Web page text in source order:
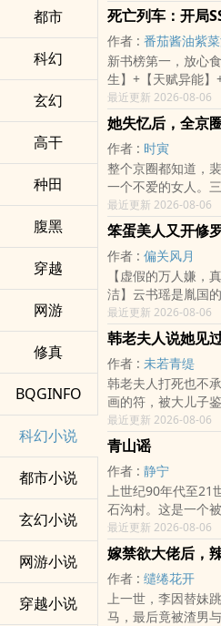
都市
科幻
玄幻
高干
种田
腹黑
穿越
网游
修真
BQGINFO
科幻小说
都市小说
玄幻小说
网游小说
穿越小说
从开始到结束，从
变的真心，最终也
你所爱她就已经明
春守护的男孩，她
好在，贾真得到了
去，他决定用系统
于是……
“是的，路明妃，在
男的，还是个失败
线的完美少女路明
“啊？我连话都没法
吧？还有，巫女什
杉绘梨衣汗颜看着
了被公开处刑的感
“张楚岚，不用逃
是不要碧莲，而且
张楚岚对学霸张楚
自己同归于尽的样
“呃，你不用一直骂
不良帅李星云汗颜
提再造巨唐的究极
样。
《仙剑奇侠》《轩
一个经典故事里的
虚假的历史狠狠刻
Q群：984997486
死亡列车：开局
作者 : 番茄酱油紫
新书榜第一，放心
生】+【天赋异能
【不圣母】n当陈野
生被卷入了一场名为
“死亡列车”的生存
乘客必须下车参与
n规则很简单：活下
运的天赋。n陈野抽
——力量，体质双属
n这意味着只要他
但问题在于这个天
n而他的同学们
中】，远程攻击必中
n有人抽到了A级【
有人抽到了S级【帝
n当第一站
“尸都”的灰雾中涌
面前撕裂，当昔日
n陈野必须依靠自
日之下，最可怕的
n只要他能熬过第一
将开始兑现……
最近更新 2026-08-06
她失忆后，全京
作者 : 时寅
整个京圈都知道，
一个不爱的女人。
一晌妄念可笑至极。
一次精心策划的绑
了唯一的目击证人。
为了找出凶手，裴
记忆错乱丢失。姜
男人不为所动。
直到她真正失忆那
她别忘记自己。
最近更新 2026-08-06
笨蛋美人又开修
作者 : 偏关风月
【虚假的万人嫌，
洁】云书瑶是胤国
魄，体弱多病，心
六六却说她单纯，
六六带她离开了原
......【嫌贫爱富的状
婚的妻子，因不喜
直至男主中了解元
怜唤他夫君。男主
进了京城。
你却趁着他备考之
定要当那风光无限
【贪慕虚荣的破产
金，即使家族破产
最近更新 2026-08-06
韩老夫人说她见
作者 : 未若青缇
韩老夫人打死也不
画的符，被大儿子
“撒了驱兽药的废纸
成毒药，害儿子赔
“老公”，其实是上
但她坚信自己是仙
毕竟
“恭送韩仙师”五个
韩溯日：娘，您消
最近更新 2026-08-06
青山谣
作者 : 静宁
上世纪90年代至21
石沟村。这是一个
村。
随着改革开放的浪
与现代商业思维在这
最近更新 2026-08-06
嫁禁欲大佬后，
作者 : 缱绻花开
上一世，李因替妹
马，最后竟被渣男